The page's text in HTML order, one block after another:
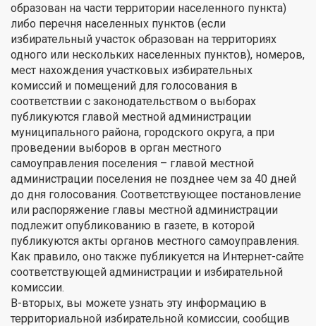
образован на части территории населенного пункта)
либо перечня населенных пунктов (если
избирательный участок образован на территориях
одного или нескольких населенных пунктов), номеров,
мест нахождения участковых избирательных
комиссий и помещений для голосования в
соответствии с законодательством о выборах
публикуются главой местной администрации
муниципального района, городского округа, а при
проведении выборов в орган местного
самоуправления поселения – главой местной
администрации поселения не позднее чем за 40 дней
до дня голосования. Соответствующее постановление
или распоряжение главы местной администрации
подлежит опубликованию в газете, в которой
публикуются акты органов местного самоуправления.
Как правило, оно также публикуется на Интернет-сайте
соответствующей администрации и избирательной
комиссии.
В-вторых, вы можете узнать эту информацию в
территориальной избирательной комиссии, сообщив